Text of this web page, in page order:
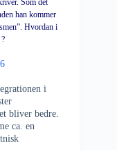
Som det
han kommer
Hvordan i
i
bliver bedre.
ca. en